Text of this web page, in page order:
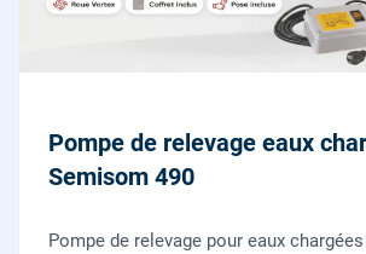
Pompe de relevage eaux
Semisom 490
Pompe de relevage pour eaux